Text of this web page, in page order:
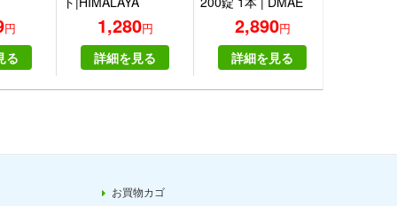
円
る
MENTAT1,280円
詳細を見る
351mg 200tablets
2,890円
詳細を見る
お買物カゴ